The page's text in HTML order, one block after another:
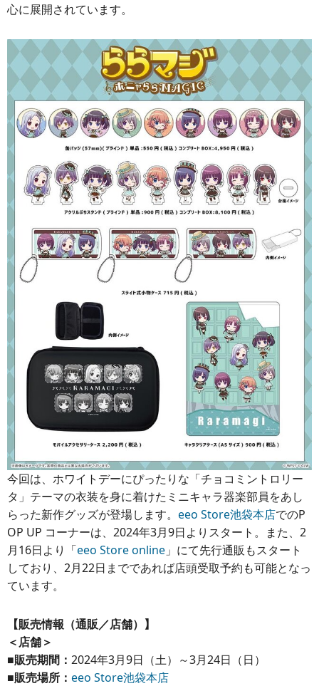
心に展開されています。
今回は、ホワイトデーにぴったりな「チョコミントロリー
タ」テーマの衣装を身に着けたミニキャラ器楽部員をあし
らった新作グッズが登場します。 eeo Store池袋本店でのP
OP UP コーナーは、2024年3月9日よりスタート。また、2
月16日より「eeo Store online 」にて先行通販もスタート
しており、2月22日までであれば店頭受取予約も可能となっ
ています。
【販売情報（通販／店舗）】
＜店舗＞
■販売期間： 2024年3月9日（土）～3月24日（日）
■販売場所： eeo Store池袋本店